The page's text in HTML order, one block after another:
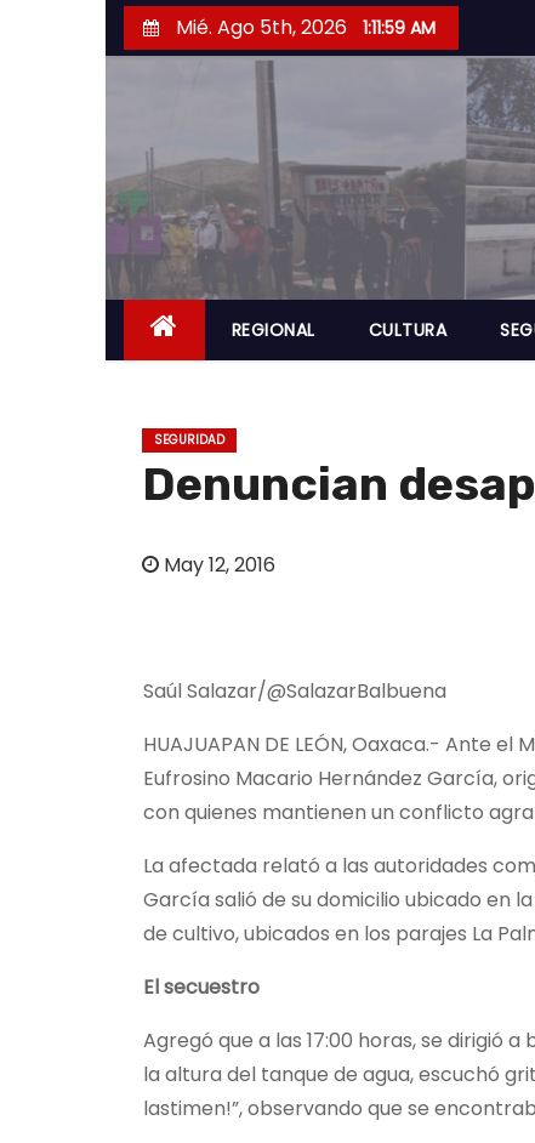
a
r
a
l
n
Mié. Ago 5th, 2026 1:12:00 AM
REGIONAL CULTURA
SEGURIDAD
Denuncian
May 12, 2016
Saúl Salazar/@SalazarBalbuena
HUAJUAPAN DE LEÓN, Oaxaca.- Ante
Eufrosino Macario Hernández García,
con quienes mantienen un conflicto
La afectada relató a las autoridades
García salió de su domicilio ubicado en
de cultivo, ubicados en los parajes La
El secuestro
Agregó que a las 17:00 horas, se dirigió
la altura del tanque de agua, escuchó
lastimen!”, observando que se